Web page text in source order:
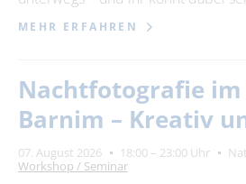
MEHR ERFAHREN
Nachtfotografie
Barnim – Kreativ
07. August 2026 18:00 – 23:00 Uhr
Workshop / Seminar